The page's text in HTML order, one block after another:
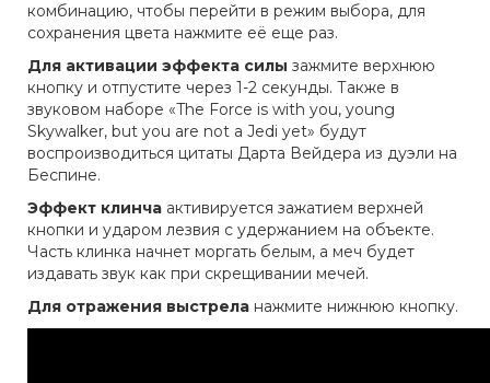
комбинацию, чтобы перейти в режим выбора, для
сохранения цвета нажмите её еще раз.
Для активации эффекта силы зажмите верхнюю
кнопку и отпустите через 1-2 секунды. Также в
звуковом наборе «The Force is with you, young
Skywalker, but you are not a Jedi yet» будут
воспроизводиться цитаты Дарта Вейдера из дуэли на
Беспине.
Эффект клинча активируется зажатием верхней
кнопки и ударом лезвия с удержанием на объекте.
Часть клинка начнет моргать белым, а меч будет
издавать звук как при скрещивании мечей.
Для отражения выстрела нажмите нижнюю кнопку.